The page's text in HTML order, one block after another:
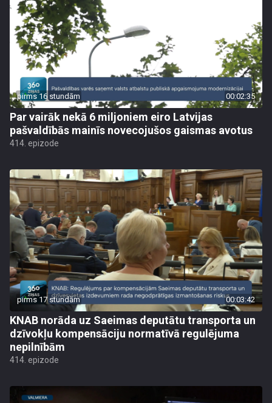
pirms 16 stundām 00:02:35
Par vairāk nekā 6 miljoniem eiro Latvijas
pašvaldībās mainīs novecojušos gaismas avotus
414. epizode
pirms 17 stundām 00:03:42
KNAB norāda uz Saeimas deputātu transporta un
dzīvokļu kompensāciju normatīvā regulējuma
nepilnībām
414. epizode